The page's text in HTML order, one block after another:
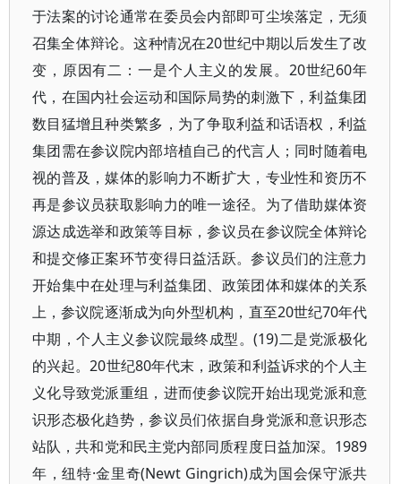
于法案的讨论通常在委员会内部即可尘埃落定，无须
召集全体辩论。这种情况在20世纪中期以后发生了改
变，原因有二：一是个人主义的发展。20世纪60年
代，在国内社会运动和国际局势的刺激下，利益集团
数目猛增且种类繁多，为了争取利益和话语权，利益
集团需在参议院内部培植自己的代言人；同时随着电
视的普及，媒体的影响力不断扩大，专业性和资历不
再是参议员获取影响力的唯一途径。为了借助媒体资
源达成选举和政策等目标，参议员在参议院全体辩论
和提交修正案环节变得日益活跃。参议员们的注意力
开始集中在处理与利益集团、政策团体和媒体的关系
上，参议院逐渐成为向外型机构，直至20世纪70年代
中期，个人主义参议院最终成型。(19)二是党派极化
的兴起。20世纪80年代末，政策和利益诉求的个人主
义化导致党派重组，进而使参议院开始出现党派和意
识形态极化趋势，参议员们依据自身党派和意识形态
站队，共和党和民主党内部同质程度日益加深。1989
年，纽特·金里奇(Newt Gingrich)成为国会保守派共